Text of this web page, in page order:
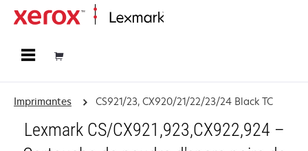
Imprimantes CS921/23, CX920/21/22/23/24 Black TC
Lexmark CS/CX921,923,CX922,924 –